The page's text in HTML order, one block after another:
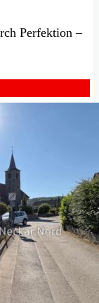
Perfektion –